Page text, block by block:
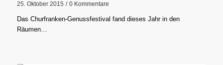
25. Oktober 2015 / 0 Kommentare
Das Churfranken-Genussfestival fand dieses Jahr in den
Räumen…